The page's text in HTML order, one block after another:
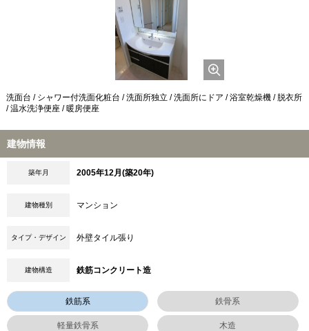
洗面台 / シャワー付洗面化粧台 / 洗面所独立 / 洗面所にドア / 浴室乾燥機 / 脱衣所
/ 温水洗浄便座 / 暖房便座
建物情報
築年月 2005年12月(築20年)
建物種別 マンション
タイプ・デザイン 外壁タイル張り
建物構造 鉄筋コンクリート造
鉄筋系 鉄骨系
軽量鉄骨系 木造